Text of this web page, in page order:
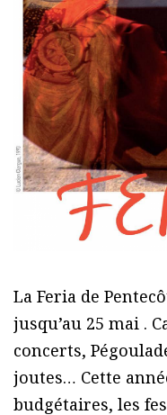
La Feria de
jusqu’au 25 mai .
concerts,
joutes… Cette
budgétaires, les